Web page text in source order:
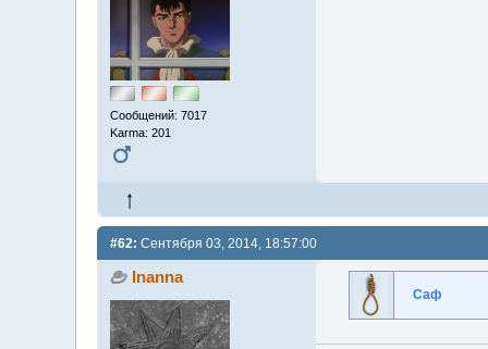
Сообщений: 7017
Karma: 201
#62: Сентября 03, 2014, 18:57:00
Inanna
Саф